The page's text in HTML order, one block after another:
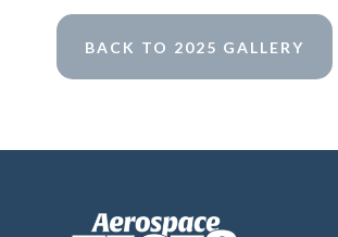
BACK TO 2025 GALLERY